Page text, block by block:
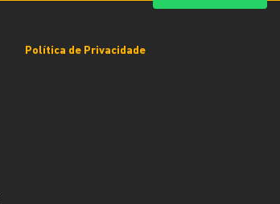
Política de Privacidade